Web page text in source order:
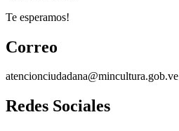
Te esperamos!
Correo
atencionciudadana@mincultura.gob.ve
Redes Sociales